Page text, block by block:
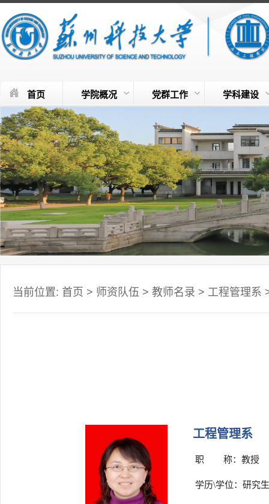
首页 学院概况 党群工作 学科建设
当前位置: 首页 > 师资队伍 > 教师名录 > 工程管理系
工程管理系
职 称：教授
学历\学位：研究